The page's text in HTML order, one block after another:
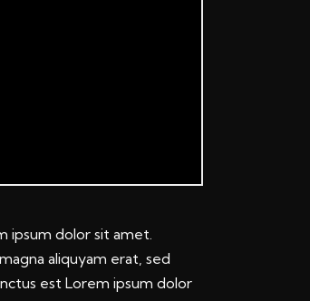
ipsum dolor sit amet.
aliquyam erat, sed
est Lorem ipsum dolor